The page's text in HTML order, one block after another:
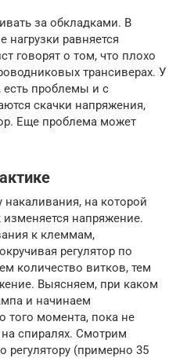
за обкладками. В
нагрузки равняется
говорят о том, что плохо
трансиверах. У
есть проблемы и с
скачки напряжения,
Еще проблема может
на которой
напряжение.
к клеммам,
регулятор по
количество витков, тем
Выясняем, при каком
и начинаем
того момента, пока не
спиралях. Смотрим
регулятору (примерно 35